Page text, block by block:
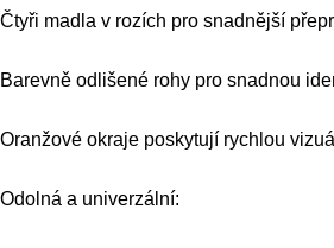
Čtyři madla v rozích pro snadnější
Barevně odlišené rohy pro snadnou
Oranžové okraje poskytují rychlou
Odolná a univerzální: